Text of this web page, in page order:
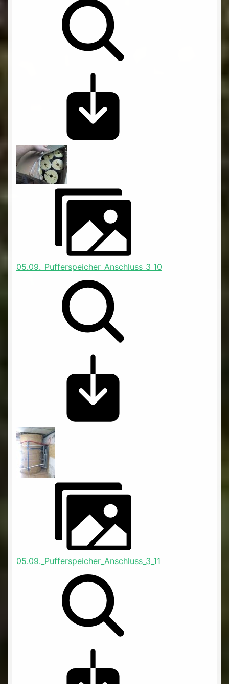
05.09._Pufferspeicher_Anschluss_3_10
05.09._Pufferspeicher_Anschluss_3_11